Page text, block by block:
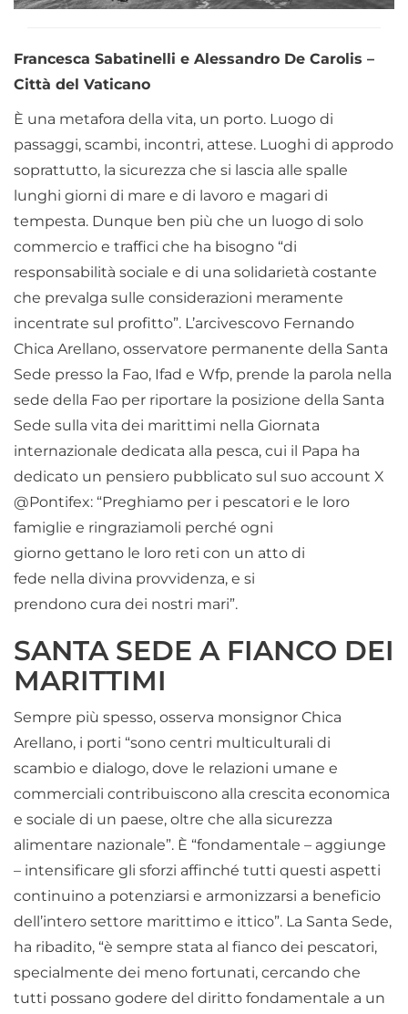
Francesca Sabatinelli e Alessandro De Carolis –
Città del Vaticano
È una metafora della vita, un porto. Luogo di
passaggi, scambi, incontri, attese. Luoghi di approdo
soprattutto, la sicurezza che si lascia alle spalle
lunghi giorni di mare e di lavoro e magari di
tempesta. Dunque ben più che un luogo di solo
commercio e traffici che ha bisogno “di
responsabilità sociale e di una solidarietà costante
che prevalga sulle considerazioni meramente
incentrate sul profitto”. L’arcivescovo Fernando
Chica Arellano, osservatore permanente della Santa
Sede presso la Fao, Ifad e Wfp, prende la parola nella
sede della Fao per riportare la posizione della Santa
Sede sulla vita dei marittimi nella Giornata
internazionale dedicata alla pesca, cui il Papa ha
dedicato un pensiero pubblicato sul suo account X
@Pontifex: “Preghiamo per i pescatori e le loro
famiglie e ringraziamoli perché ogni
giorno gettano le loro reti con un atto di
fede nella divina provvidenza, e si
prendono cura dei nostri mari”.
SANTA SEDE A FIANCO DEI
MARITTIMI
Sempre più spesso, osserva monsignor Chica
Arellano, i porti “sono centri multiculturali di
scambio e dialogo, dove le relazioni umane e
commerciali contribuiscono alla crescita economica
e sociale di un paese, oltre che alla sicurezza
alimentare nazionale”. È “fondamentale – aggiunge
– intensificare gli sforzi affinché tutti questi aspetti
continuino a potenziarsi e armonizzarsi a beneficio
dell’intero settore marittimo e ittico”. La Santa Sede,
ha ribadito, “è sempre stata al fianco dei pescatori,
specialmente dei meno fortunati, cercando che
tutti possano godere del diritto fondamentale a un